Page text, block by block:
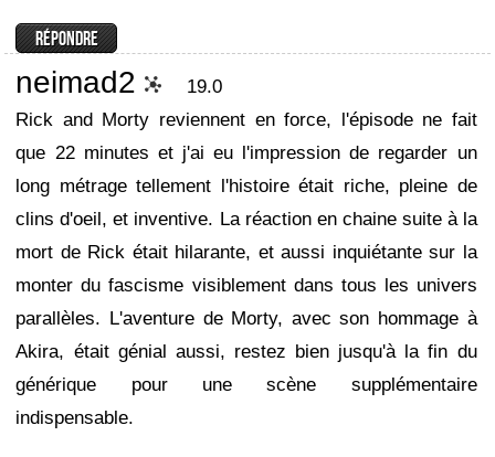
neimad2
19.0
Rick and Morty reviennent en force, l'épisode ne fait
que 22 minutes et j'ai eu l'impression de regarder un
long métrage tellement l'histoire était riche, pleine de
clins d'oeil, et inventive. La réaction en chaine suite à la
mort de Rick était hilarante, et aussi inquiétante sur la
monter du fascisme visiblement dans tous les univers
parallèles. L'aventure de Morty, avec son hommage à
Akira, était génial aussi, restez bien jusqu'à la fin du
générique pour une scène supplémentaire
indispensable.